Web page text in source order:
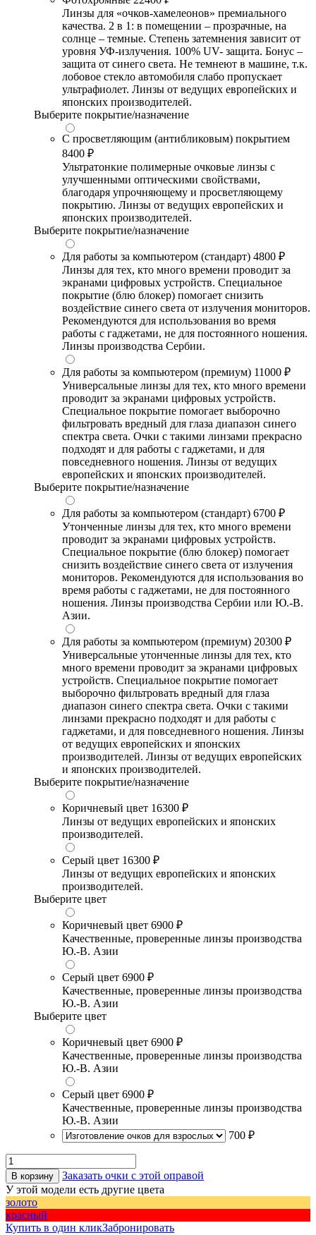
Линзы для «очков-хамелеонов» премиального
качества. 2 в 1: в помещении – прозрачные, на
солнце – темные. Степень затемнения зависит от
уровня УФ-излучения. 100% UV- защита. Бонус –
защита от синего света. Не темнеют в машине, т.к.
лобовое стекло автомобиля слабо пропускает
ультрафиолет. Линзы от ведущих европейских и
японских производителей.
Выберите покрытие/назначение
С просветляющим (антибликовым) покрытием
8400 ₽
Ультратонкие полимерные очковые линзы с
улучшенными оптическими свойствами,
благодаря упрочняющему и просветляющему
покрытию. Линзы от ведущих европейских и
японских производителей.
Выберите покрытие/назначение
Для работы за компьютером (стандарт) 4800 ₽
Линзы для тех, кто много времени проводит за
экранами цифровых устройств. Специальное
покрытие (блю блокер) помогает снизить
воздействие синего света от излучения мониторов.
Рекомендуются для использования во время
работы с гаджетами, не для постоянного ношения.
Линзы производства Сербии.
Для работы за компьютером (премиум) 11000 ₽
Универсальные линзы для тех, кто много времени
проводит за экранами цифровых устройств.
Специальное покрытие помогает выборочно
фильтровать вредный для глаза диапазон синего
спектра света. Очки с такими линзами прекрасно
подходят и для работы с гаджетами, и для
повседневного ношения. Линзы от ведущих
европейских и японских производителей.
Выберите покрытие/назначение
Для работы за компьютером (стандарт) 6700 ₽
Утонченные линзы для тех, кто много времени
проводит за экранами цифровых устройств.
Специальное покрытие (блю блокер) помогает
снизить воздействие синего света от излучения
мониторов. Рекомендуются для использования во
время работы с гаджетами, не для постоянного
ношения. Линзы производства Сербии или Ю.-В.
Азии.
Для работы за компьютером (премиум) 20300 ₽
Универсальные утонченные линзы для тех, кто
много времени проводит за экранами цифровых
устройств. Специальное покрытие помогает
выборочно фильтровать вредный для глаза
диапазон синего спектра света. Очки с такими
линзами прекрасно подходят и для работы с
гаджетами, и для повседневного ношения. Линзы
от ведущих европейских и японских
производителей. Линзы от ведущих европейских
и японских производителей.
Выберите покрытие/назначение
Коричневый цвет 16300 ₽
Линзы от ведущих европейских и японских
производителей.
Серый цвет 16300 ₽
Линзы от ведущих европейских и японских
производителей.
Выберите цвет
Коричневый цвет 6900 ₽
Качественные, проверенные линзы производства
Ю.-В. Азии
Серый цвет 6900 ₽
Качественные, проверенные линзы производства
Ю.-В. Азии
Выберите цвет
Коричневый цвет 6900 ₽
Качественные, проверенные линзы производства
Ю.-В. Азии
Серый цвет 6900 ₽
Качественные, проверенные линзы производства
Ю.-В. Азии
700 ₽
В корзину
Заказать очки с этой оправой
У этой модели есть другие цвета
золото
красный
Купить в один кликЗабронировать